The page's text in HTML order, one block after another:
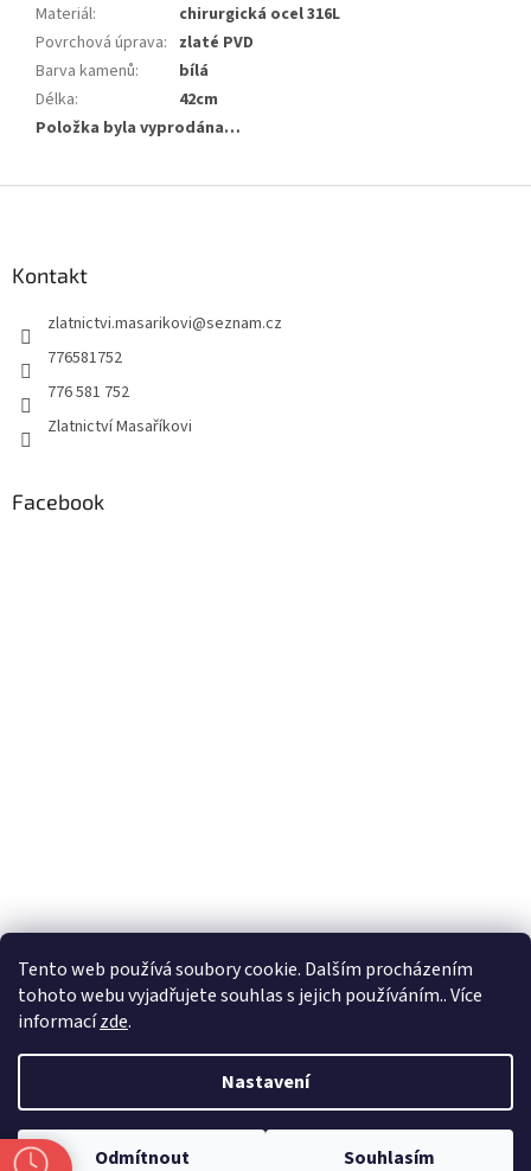
Tento web používá soubory cookie. Dalším procházením
tohoto webu vyjadřujete souhlas s jejich používáním.. Více
informacízde.
Nastavení
Odmítnout Souhlasím
Materiál:
chirurgická ocel 316L
Povrchová úprava: zlaté PVD
Barva kamenů:
bílá
Délka:
42cm
Položka byla vyprodána…
Kontakt
zlatnictvi.masarikovi@seznam.cz
776581752
776 581 752
Zlatnictví Masaříkovi
Facebook
Vytvořil Shoptet
Copyright 2026Zlatnictví Masaříkovi. Všechna práva vyhrazena.
Upravit nastavení cookies